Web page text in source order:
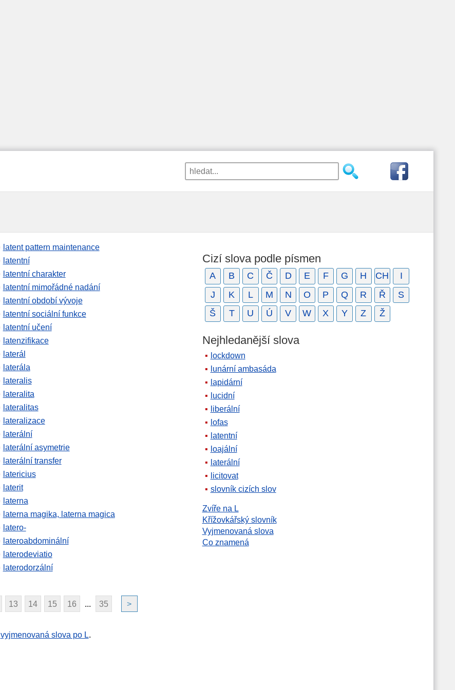
latent pattern maintenance
latentní
latentní charakter
latentní mimořádné nadání
latentní období vývoje
latentní sociální funkce
latentní učení
latenzifikace
laterál
laterála
lateralis
lateralita
lateralitas
lateralizace
laterální
laterální asymetrie
laterální transfer
latericius
laterit
laterna
laterna magika, laterna magica
latero-
lateroabdominální
laterodeviatio
laterodorzální
13 14 15 16 ... 35 >
vyjmenovaná slova po L.
Cizí slova podle písmen
A B C Č D E F G H CH
I
J
K L M N O P Q R Ř
S
Š
T U Ú V W X Y Z Ž
Nejhledanější slova
lockdown
lunární ambasáda
lapidární
lucidní
liberální
lofas
latentní
loajální
laterální
licitovat
slovník cizích slov
Zvíře na L
Křížovkářský slovník
Vyjmenovaná slova
Co znamená